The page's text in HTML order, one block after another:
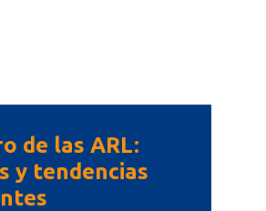
de las ARL:
y tendencias